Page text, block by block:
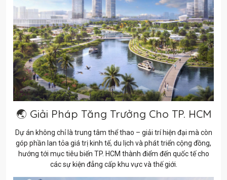
🌏 Giải Pháp Tăng Trưởng Cho TP. HCM
Dự án không chỉ là trung tâm thể thao – giải trí hiện đại mà còn
góp phần lan tỏa giá trị kinh tế, du lịch và phát triển cộng đồng,
hướng tới mục tiêu biến TP. HCM thành điểm đến quốc tế cho
các sự kiện đẳng cấp khu vực và thế giới.